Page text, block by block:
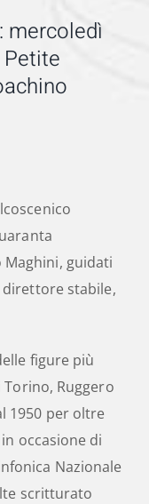
mercoledì
guidati
stabile,
figure più
Ruggero
1950 per oltre
occasione di
Nazionale
scritturato